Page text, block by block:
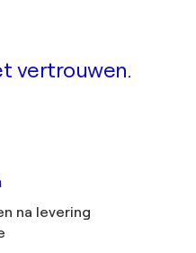
vertrouwen.
na levering